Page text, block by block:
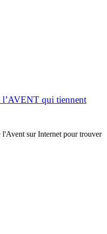
l’AVENT qui tiennent
sur Internet pour trouver